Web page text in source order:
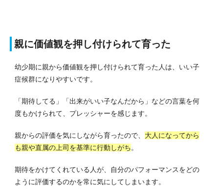
親に価値観を押し付けられて育った
幼少期に親から価値観を押し付けられて育った人は、いい子
症候群になりやすいです。
「期待してる」「出来がいい子なんだから」などの言葉を何
度もかけられて、プレッシャーを感じます。
親からの評価を気にしながら育ったので、 大人になってから
も親や直属の上司を基準に行動しがち。
期待をかけてくれている人が、自分のパフォーマンスをどの
ように評価するのかを常に気にしてしまいます。